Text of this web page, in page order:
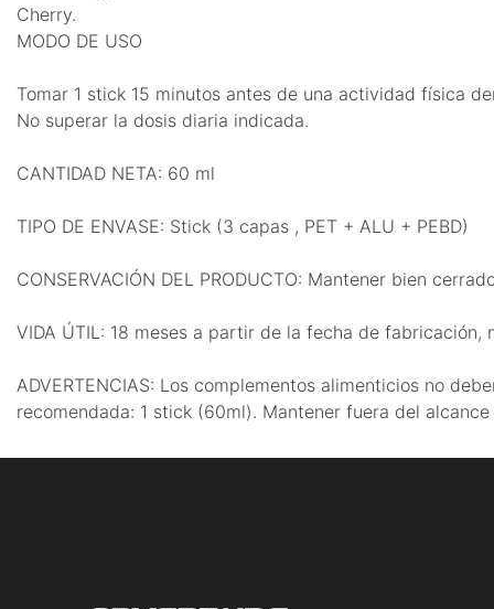
Cherry.
MODO DE USO
Tomar 1 stick 15 minutos antes de una actividad física
No superar la dosis diaria indicada.
CANTIDAD NETA: 60 ml
TIPO DE ENVASE: Stick (3 capas , PET + ALU + PEBD)
CONSERVACIÓN DEL PRODUCTO: Mantener bien
VIDA ÚTIL: 18 meses a partir de la fecha de
ADVERTENCIAS: Los complementos alimenticios no
recomendada: 1 stick (60ml). Mantener fuera del